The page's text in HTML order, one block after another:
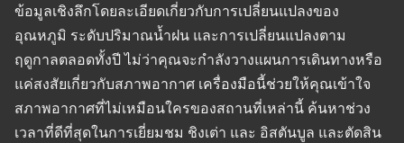
ข้อมูลเชิงลึกโดยละเอียดเกี่ยวกับการเปลี่ยนแปลงของ
อุณหภูมิ ระดับปริมาณน้ำฝน และการเปลี่ยนแปลงตาม
ฤดูกาลตลอดทั้งปี ไม่ว่าคุณจะกำลังวางแผนการเดินทางหรือ
แค่สงสัยเกี่ยวกับสภาพอากาศ เครื่องมือนี้ช่วยให้คุณเข้าใจ
สภาพอากาศที่ไม่เหมือนใครของสถานที่เหล่านี้ ค้นหาช่วง
เวลาที่ดีที่สุดในการเยี่ยมชม ชิงเต่า และ อิสตันบูล และตัดสิน